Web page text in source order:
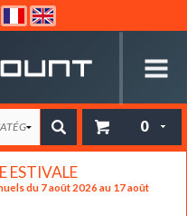
0
ESTIVALE
du 7 août 2026 au 17 août